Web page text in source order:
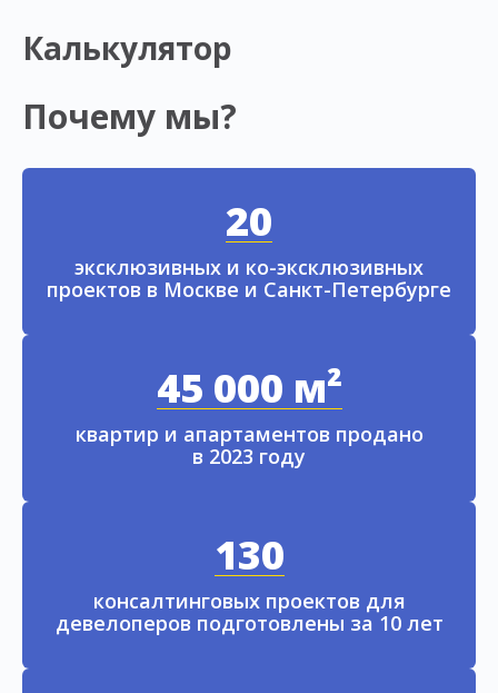
Калькулятор
Почему мы?
20
эксклюзивных и ко-эксклюзивных
проектов в Москве и Санкт-Петербурге
45 000 м²
квартир и апартаментов продано
в 2023 году
130
консалтинговых проектов для
девелоперов подготовлены за 10 лет